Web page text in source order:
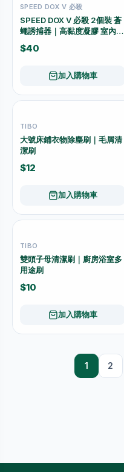
SPEED DOX V 必殺
SPEED DOX V 必殺 2個裝 蒼
蠅誘捕器｜高黏度凝膠 室內外
適用
$40
加入購物車
TIBO
大號床鋪衣物除塵刷｜毛屑清
潔刷
$12
加入購物車
TIBO
雙頭子母清潔刷｜廚房浴室多
用途刷
$10
加入購物車
1 2